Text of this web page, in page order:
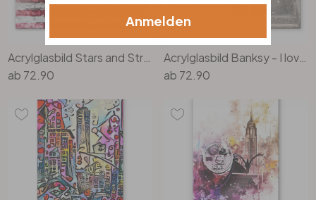
Acrylglasbild Stars and Stripes
ab 72.90
Acrylglasbild Banksy - I love New York
ab 72.90
Anmelden